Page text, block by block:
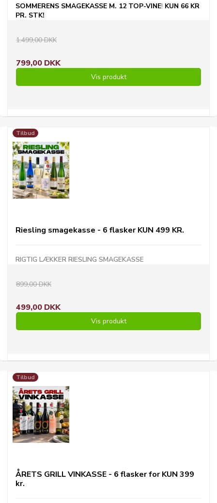
SOMMERENS SMAGEKASSE M. 12 TOP-VINE! KUN 66 KR
PR. STK!
1.499,00 DKK
799,00 DKK
Vis produkt
Tilbud
Riesling smagekasse - 6 flasker KUN 499 KR.
RIGTIG LÆKKER RIESLING SMAGEKASSE
899,00 DKK
499,00 DKK
Vis produkt
Tilbud
ÅRETS GRILL VINKASSE - 6 flasker for KUN 399
kr.